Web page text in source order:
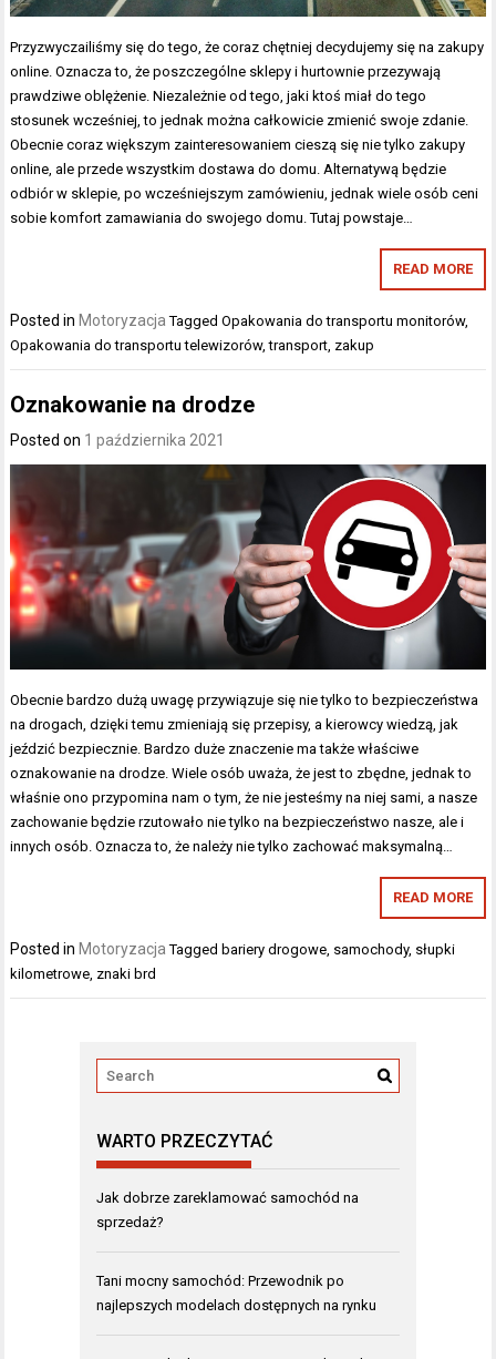
Przyzwyczailiśmy się do tego, że coraz chętniej decydujemy się na zakupy
online. Oznacza to, że poszczególne sklepy i hurtownie przezywają
prawdziwe oblężenie. Niezależnie od tego, jaki ktoś miał do tego
stosunek wcześniej, to jednak można całkowicie zmienić swoje zdanie.
Obecnie coraz większym zainteresowaniem cieszą się nie tylko zakupy
online, ale przede wszystkim dostawa do domu. Alternatywą będzie
odbiór w sklepie, po wcześniejszym zamówieniu, jednak wiele osób ceni
sobie komfort zamawiania do swojego domu. Tutaj powstaje…
READ MORE
Posted in Motoryzacja TaggedOpakowania do transportu monitorów,
Opakowania do transportu telewizorów,transport, zakup
Oznakowanie na drodze
Posted on 1 października 2021
Obecnie bardzo dużą uwagę przywiązuje się nie tylko to bezpieczeństwa
na drogach, dzięki temu zmieniają się przepisy, a kierowcy wiedzą, jak
jeździć bezpiecznie. Bardzo duże znaczenie ma także właściwe
oznakowanie na drodze. Wiele osób uważa, że jest to zbędne, jednak to
właśnie ono przypomina nam o tym, że nie jesteśmy na niej sami, a nasze
zachowanie będzie rzutowało nie tylko na bezpieczeństwo nasze, ale i
innych osób. Oznacza to, że należy nie tylko zachować maksymalną…
READ MORE
Posted in Motoryzacja Taggedbariery drogowe samochody, słupki
kilometrowe znaki brd
WARTO PRZECZYTAĆ
Jak dobrze zareklamować samochód na
sprzedaż?
Tani mocny samochód: Przewodnik po
najlepszych modelach dostępnych na rynku